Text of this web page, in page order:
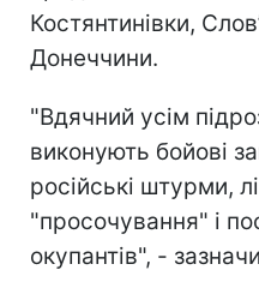
Костянтинівки,
Донеччини.
"Вдячний усім
виконують бойові
російські штурми,
"просочування" і
окупантів", -